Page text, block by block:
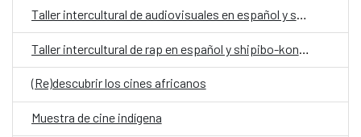
Taller intercultural de audiovisuales en español y shipibo-konibo. Selección
(Re)descubrir los cines africanos
Muestra de cine indígena